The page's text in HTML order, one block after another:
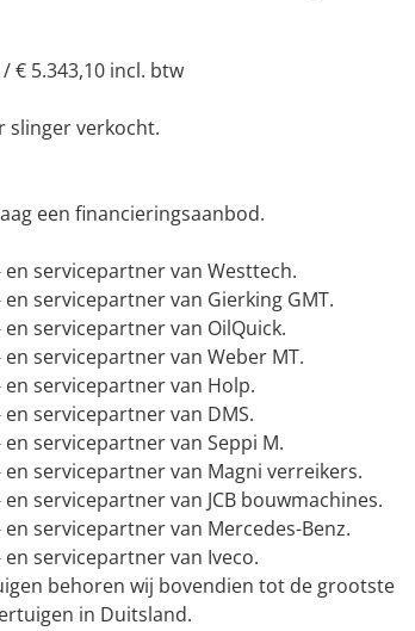
€ 5.343,10 incl. btw
slinger verkocht.
een financieringsaanbod.
servicepartner van Westtech.
servicepartner van Gierking GMT.
servicepartner van OilQuick.
servicepartner van Weber MT.
servicepartner van Holp.
servicepartner van DMS.
servicepartner van Seppi M.
servicepartner van Magni verreikers.
servicepartner van JCB bouwmachines.
servicepartner van Mercedes-Benz.
servicepartner van Iveco.
behoren wij bovendien tot de grootste
in Duitsland.